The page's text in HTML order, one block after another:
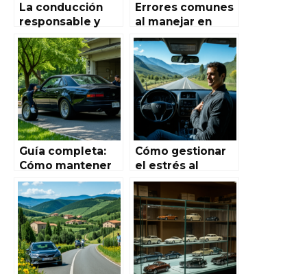
La conducción
responsable y
sus beneficios:
una guía
completa para
conductores
conscientes en
España
Errores comunes
al manejar en
España y cómo
evitarlos: la guía
definitiva de
Autoworld de
España
Guía completa:
Cómo mantener
tu vehículo en
óptimas
condiciones para
la conducción
Cómo gestionar
el estrés al
conducir en
España: Guía
completa para
una conducción
tranquila en
Autoworld de
España